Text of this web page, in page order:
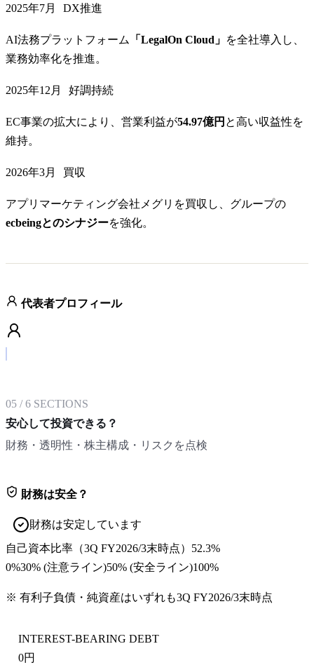
2025年7月 DX推進
AI法務プラットフォーム 「LegalOn Cloud」 を全社導入し、
業務効率化を推進。
2025年12月 好調持続
EC事業の拡大により、営業利益が54.97億円 と高い収益性を
維持。
2026年3月 買収
アプリマーケティング会社メグリを買収し、グループの
ecbeingとのシナジーを強化。
代表者プロフィール
05 /6 SECTIONS
安心して投資できる？
財務・透明性・株主構成・リスクを点検
財務は安全？
財務は安定しています
自己資本比率 （3Q FY2026/3末時点） 52.3%
0%30% (注意ライン)50% (安全ライン)100%
※ 有利子負債・純資産はいずれも3Q FY2026/3末時点
INTEREST-BEARING DEBT
0円